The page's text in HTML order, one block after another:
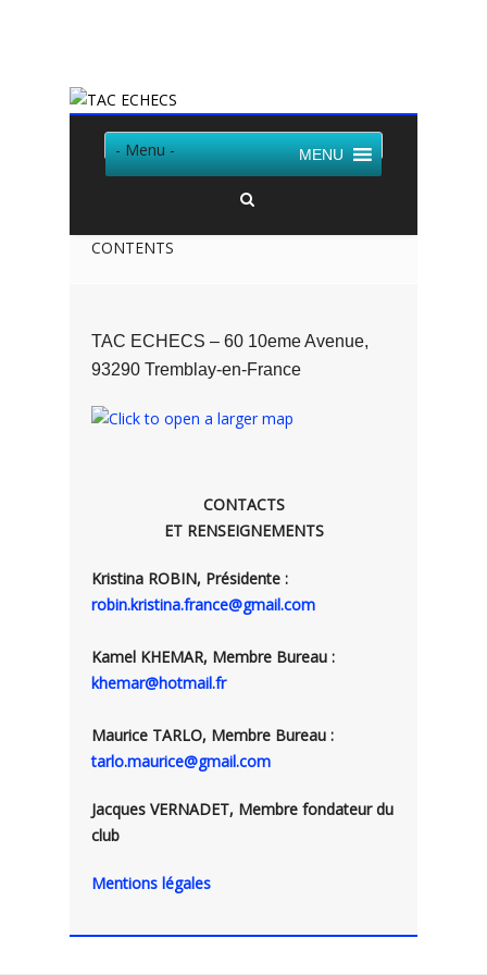
- Menu - MENU
CONTENTS
TAC ECHECS – 60 10eme Avenue,
93290 Tremblay-en-France
CONTACTS
ET RENSEIGNEMENTS
Kristina ROBIN, Présidente :
robin.kristina.france@gmail.com
Kamel KHEMAR, Membre Bureau :
khemar@hotmail.fr
Maurice TARLO, Membre Bureau :
tarlo.maurice@gmail.com
Jacques VERNADET, Membre fondateur du
club
Mentions légales